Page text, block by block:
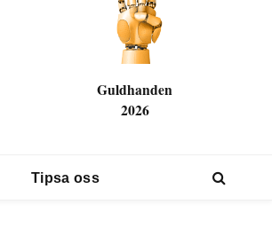
Guldhanden
2026
Tipsa oss